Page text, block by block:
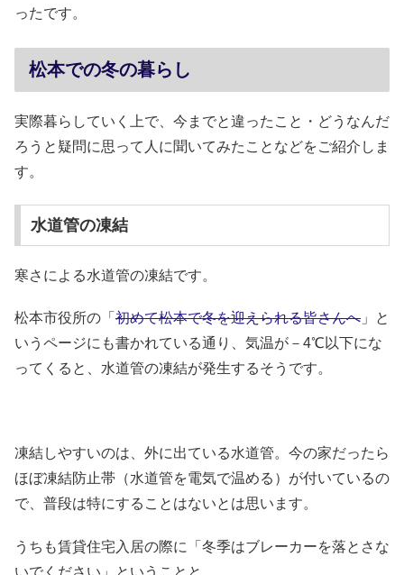
ったです。
松本での冬の暮らし
実際暮らしていく上で、今までと違ったこと・どうなんだ
ろうと疑問に思って人に聞いてみたことなどをご紹介しま
す。
水道管の凍結
寒さによる水道管の凍結です。
松本市役所の「 初めて松本で冬を迎えられる皆さんへ 」と
いうページにも書かれている通り、気温が－4℃以下にな
ってくると、水道管の凍結が発生するそうです。
凍結しやすいのは、外に出ている水道管。今の家だったら
ほぼ凍結防止帯（水道管を電気で温める）が付いているの
で、普段は特にすることはないとは思います。
うちも賃貸住宅入居の際に「冬季はブレーカーを落とさな
いでください」ということと